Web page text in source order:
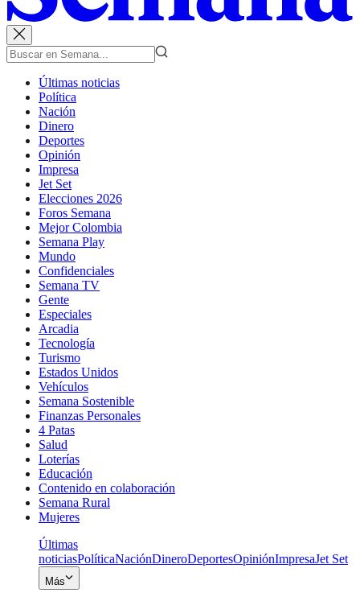
Últimas noticias
Política
Nación
Dinero
Deportes
Opinión
Impresa
Jet Set
Elecciones 2026
Foros Semana
Mejor Colombia
Semana Play
Mundo
Confidenciales
Semana TV
Gente
Especiales
Arcadia
Tecnología
Turismo
Estados Unidos
Vehículos
Semana Sostenible
Finanzas Personales
4 Patas
Salud
Loterías
Educación
Contenido en colaboración
Semana Rural
Mujeres
Últimas
noticiasPolíticaNaciónDineroDeportesOpiniónImpresaJet Set
Más